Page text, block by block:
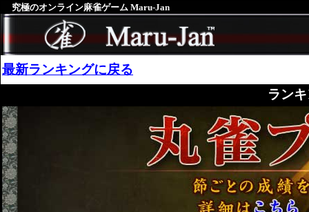
究極のオンライン麻雀ゲーム Maru-Jan
最新ランキングに戻る
ラン